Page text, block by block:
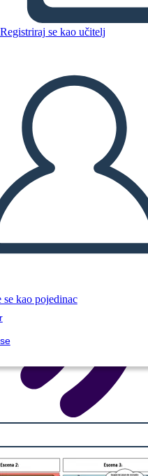
Registriraj se kao učitelj
se kao pojedinac
SCENARIJA
ČITAJ MI